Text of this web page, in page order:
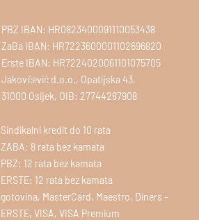
PBZ IBAN: HR0823400091110053438
ZaBa IBAN: HR7223600001102696820
Erste IBAN: HR7224020061101075705
Jakovčević d.o.o., Opatijska 43,
31000 Osijek, OIB: 27744287908
Sindikalni kredit do 10 rata
ZABA: 8 rata bez kamata
PBZ: 12 rata bez kamata
ERSTE: 12 rata bez kamata
gotovina, MasterCard, Maestro, Diners -
ERSTE, VISA, VISA Premium